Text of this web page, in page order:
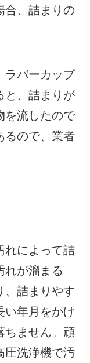
合、詰まりの
ラバーカップ
と、詰まりが
を流したので
るので、業者
れによって詰
れが溜まる
、詰まりやす
い年月をかけ
ちません。頑
圧洗浄機で汚